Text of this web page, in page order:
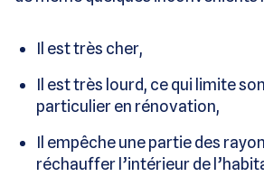
Il est très cher,
Il est très lourd, ce qui limite
particulier en rénovation,
Il empêche une partie des
réchauffer l’intérieur de